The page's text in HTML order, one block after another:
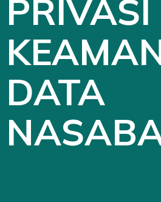
DATA